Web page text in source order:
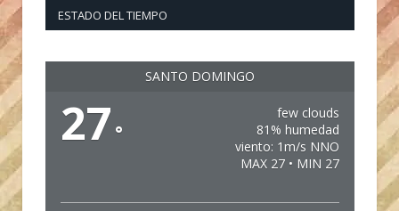
ESTADO DEL TIEMPO
SANTO DOMINGO
27 °
few clouds
81% humedad
viento: 1m/s NNO
MAX 27 • MIN 27